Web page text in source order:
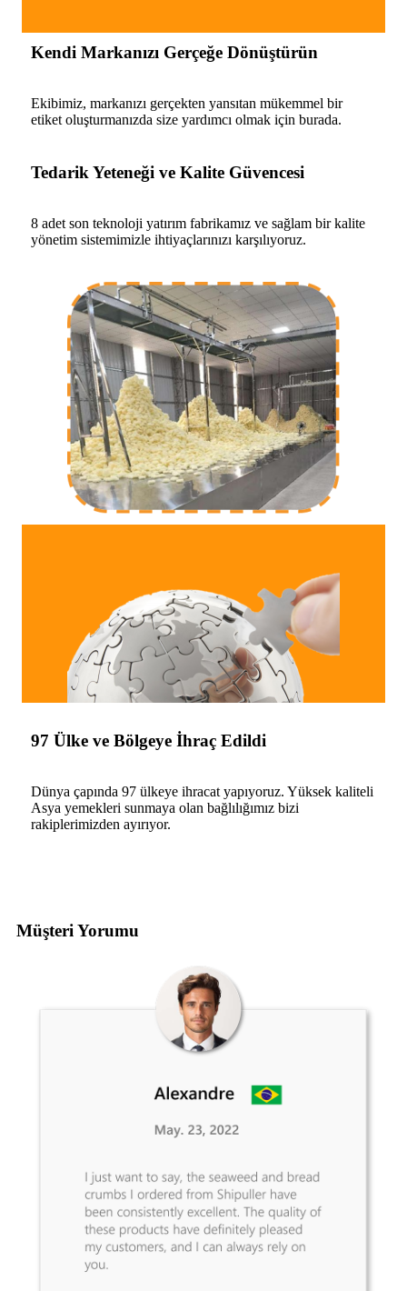
Kendi Markanızı Gerçeğe Dönüştürün
Ekibimiz, markanızı gerçekten yansıtan mükemmel bir
etiket oluşturmanızda size yardımcı olmak için burada.
Tedarik Yeteneği ve Kalite Güvencesi
8 adet son teknoloji yatırım fabrikamız ve sağlam bir kalite
yönetim sistemimizle ihtiyaçlarınızı karşılıyoruz.
97 Ülke ve Bölgeye İhraç Edildi
Dünya çapında 97 ülkeye ihracat yapıyoruz. Yüksek kaliteli
Asya yemekleri sunmaya olan bağlılığımız bizi
rakiplerimizden ayırıyor.
Müşteri Yorumu